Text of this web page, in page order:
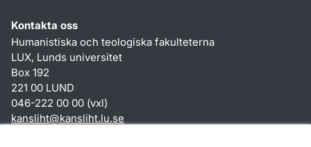
Kontakta oss
Humanistiska och teologiska fakulteterna
LUX, Lunds universitet
Box 192
221 00 LUND
046-222 00 00 (vxl)
kansliht@kansliht.lu.se